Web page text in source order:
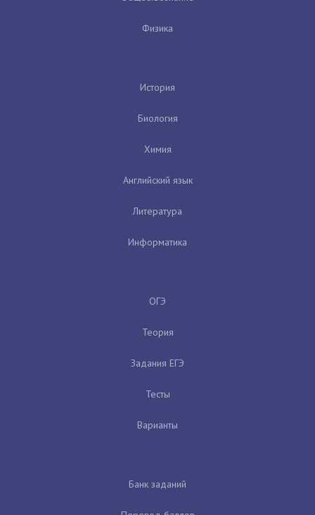
Физика
История
Биология
Химия
Английский язык
Литература
Информатика
ОГЭ
Теория
Задания ЕГЭ
Тесты
Варианты
Банк заданий